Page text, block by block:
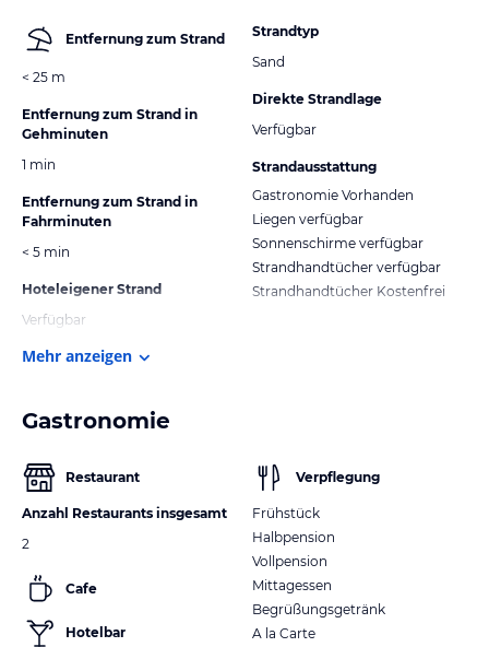
Entfernung zum Strand
< 25 m
Entfernung zum Strand in
Gehminuten
1 min
Entfernung zum Strand in
Fahrminuten
< 5 min
Hoteleigener Strand
Verfügbar
Strandtyp
Sand
Direkte Strandlage
Verfügbar
Strandausstattung
Gastronomie Vorhanden
Liegen verfügbar
Sonnenschirme verfügbar
Strandhandtücher verfügbar
Strandhandtücher Kostenfrei
Mehr anzeigen
Gastronomie
Restaurant
Anzahl Restaurants insgesamt
2
Cafe
Hotelbar
Verpflegung
Frühstück
Halbpension
Vollpension
Mittagessen
Begrüßungsgetränk
A la Carte